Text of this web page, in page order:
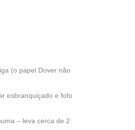
(o papel Dover não
esbranquiçado e fofo
– leva cerca de 2